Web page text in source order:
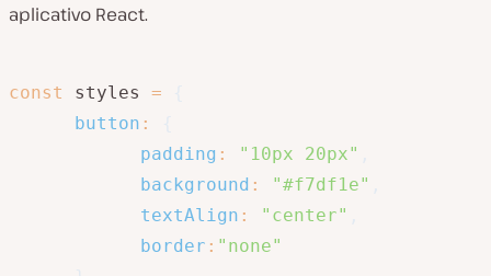
aplicativo React.
const styles =
button :
padding : "10px 20px"
background : "#f7df1e"
textAlign : "center"
border : "none"